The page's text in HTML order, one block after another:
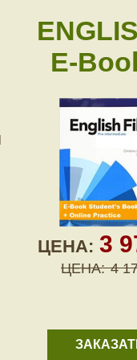
E-
ЦЕНА: 3
ЦЕНА: 4